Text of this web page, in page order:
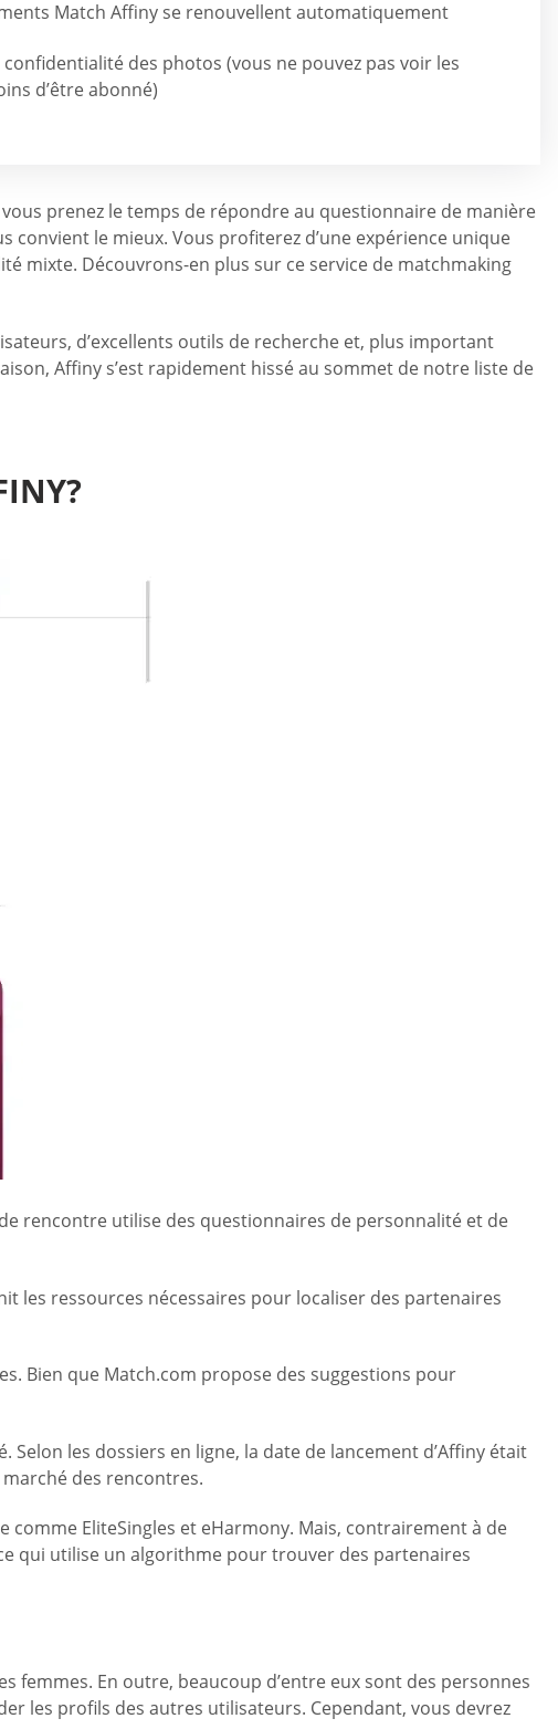
Match Affiny se renouvellent automatiquement
des photos (vous ne pouvez pas voir les
d’être abonné)
prenez le temps de répondre au questionnaire de manière
le mieux. Vous profiterez d’une expérience unique
mixte. Découvrons-en plus sur ce service de matchmaking
d’excellents outils de recherche et, plus important
Affiny s’est rapidement hissé au sommet de notre liste de
rencontre utilise des questionnaires de personnalité et de
les ressources nécessaires pour localiser des partenaires
Bien que Match.com propose des suggestions pour
les dossiers en ligne, la date de lancement d’Affiny était
des rencontres.
EliteSingles et eHarmony. Mais, contrairement à de
qui utilise un algorithme pour trouver des partenaires
femmes. En outre, beaucoup d’entre eux sont des personnes
les profils des autres utilisateurs. Cependant, vous devrez